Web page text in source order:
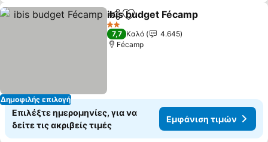
Δημοφιλής επιλογή
Κοινοποίηση
Προσθήκη στα αγαπημένα
ibis budget Fécamp
2 Αστέρια
7,7 Καλό
4.645
Fécamp
Επιλέξτε ημερομηνίες, για να
δείτε τις ακριβείς τιμές
Εμφάνιση τιμών